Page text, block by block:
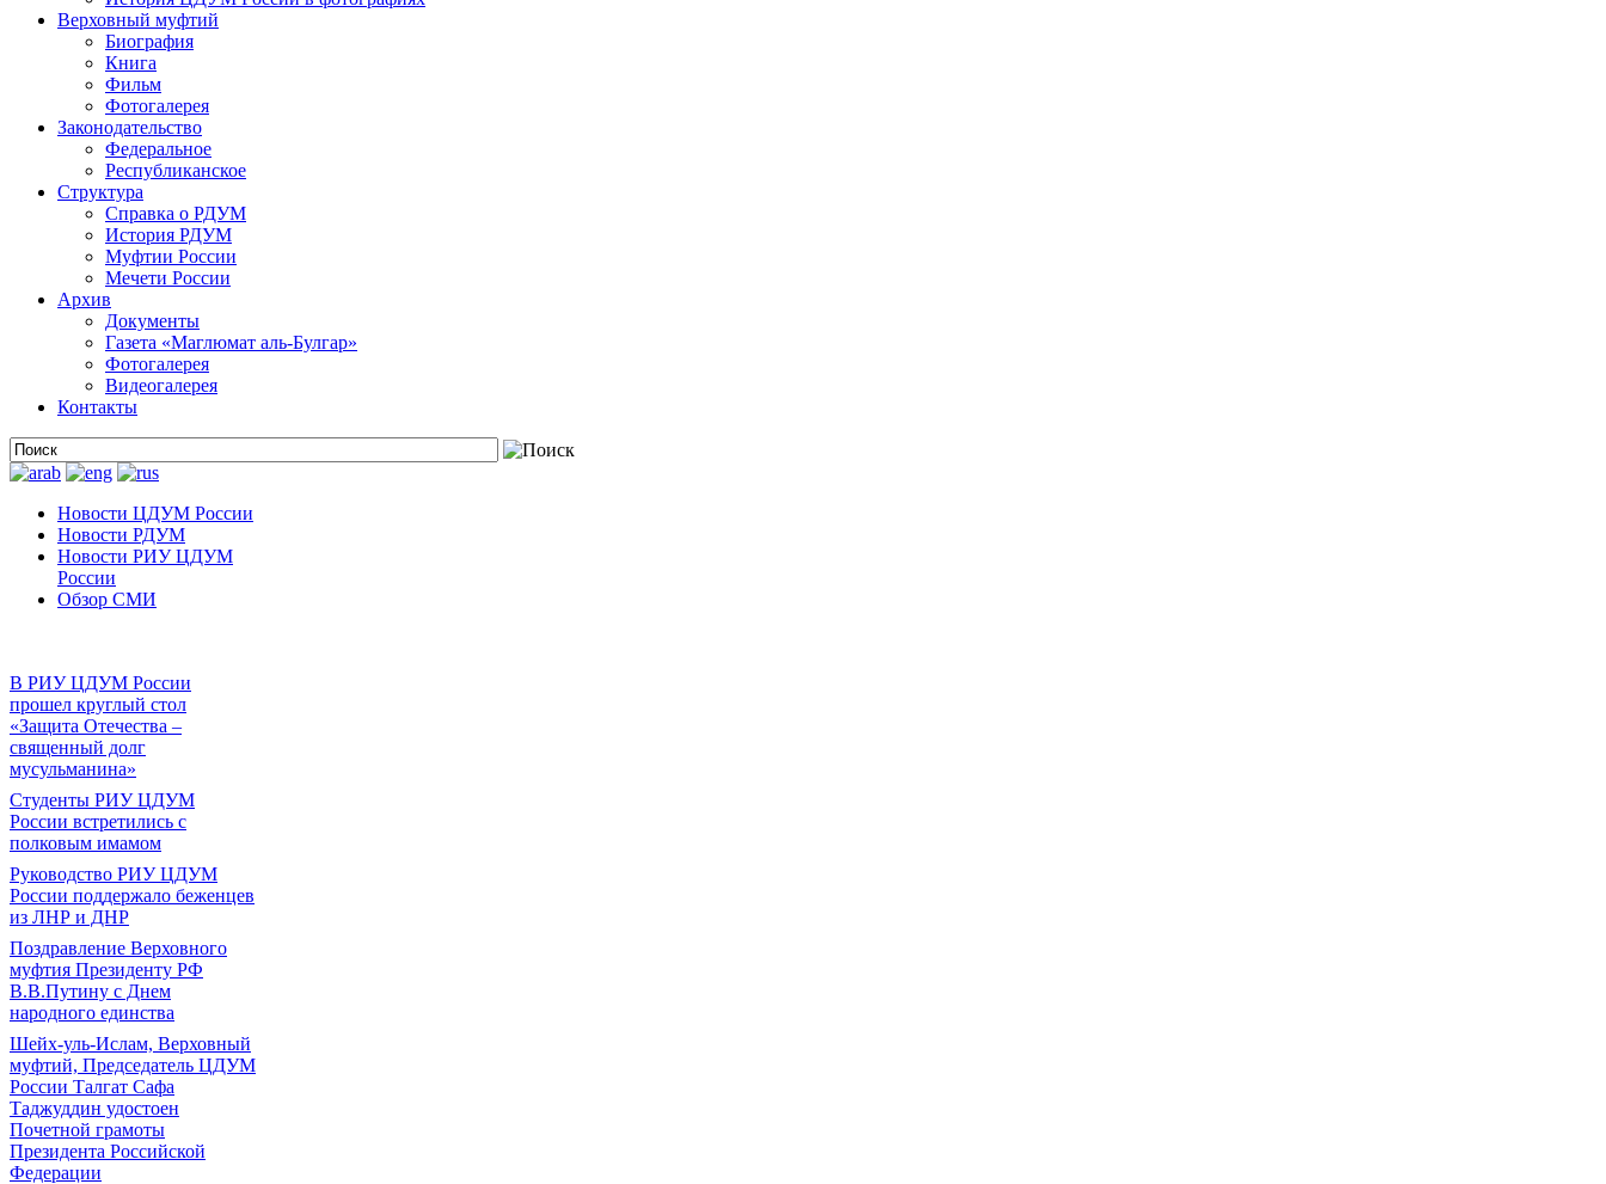
Верховный муфтий
Биография
Книга
Фильм
Фотогалерея
Законодательство
Федеральное
Республиканское
Структура
Справка о РДУМ
История РДУМ
Муфтии России
Мечети России
Архив
Документы
Газета «Маглюмат аль-Булгар»
Фотогалерея
Видеогалерея
Контакты
Новости ЦДУМ России
Новости РДУМ
Новости РИУ ЦДУМ
России
Обзор СМИ
В РИУ ЦДУМ России
прошел круглый стол
«Защита Отечества –
священный долг
мусульманина»
Студенты РИУ ЦДУМ
России встретились с
полковым имамом
Руководство РИУ ЦДУМ
России поддержало беженцев
из ЛНР и ДНР
Поздравление Верховного
муфтия Президенту РФ
В.В.Путину с Днем
народного единства
Шейх-уль-Ислам, Верховный
муфтий, Председатель ЦДУМ
России Талгат Сафа
Таджуддин удостоен
Почетной грамоты
Президента Российской
Федерации